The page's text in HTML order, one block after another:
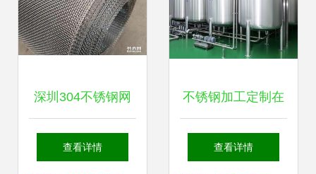
深圳304不锈钢网
厂家 优质产品供应
查看详情
不锈钢加工定制在
合肥 专业服务与卓
查看详情